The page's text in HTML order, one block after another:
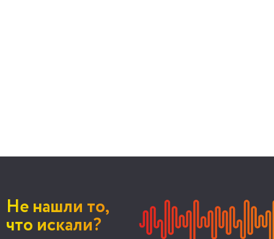
Не нашли то,
что искали?